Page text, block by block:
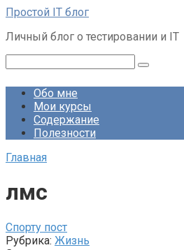
Перейти
контенту
Простой IT блог
Личный блог о тестировании и IT
Обо мне
Мои курсы
Содержание
Полезности
Главная
лмс
Спорту пост
Рубрика: Жизнь